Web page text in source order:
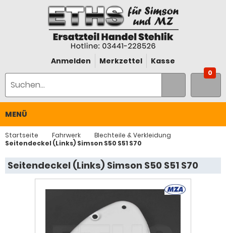
Anmelden Merkzettel Kasse
0
MENÜ
Startseite Fahrwerk
Blechteile & Verkleidung
Seitendeckel (Links) Simson S50 S51 S70
Seitendeckel (Links) Simson S50 S51 S70